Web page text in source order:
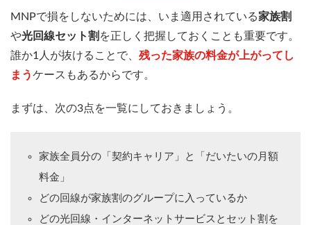
MNPで損をしないためには、いま適用されている家族割
や光回線セット割 を正しく把握しておくことも重要です。
誰か1人が抜けることで、 残った家族の料金が上がってし
まうケースもあるからです。
まずは、次の3点を一覧にしておきましょう。
家族全員分の「契約キャリア」と「だいたいの月額
料金」
どの回線が家族割のグループに入っているか
どの光回線・インターネットサービスとセット割を